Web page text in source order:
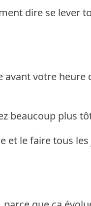
dire se lever
avant votre heure
beaucoup plus
et le faire tous